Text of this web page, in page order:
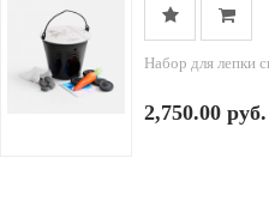
Набор для лепки
2,750.00 руб.